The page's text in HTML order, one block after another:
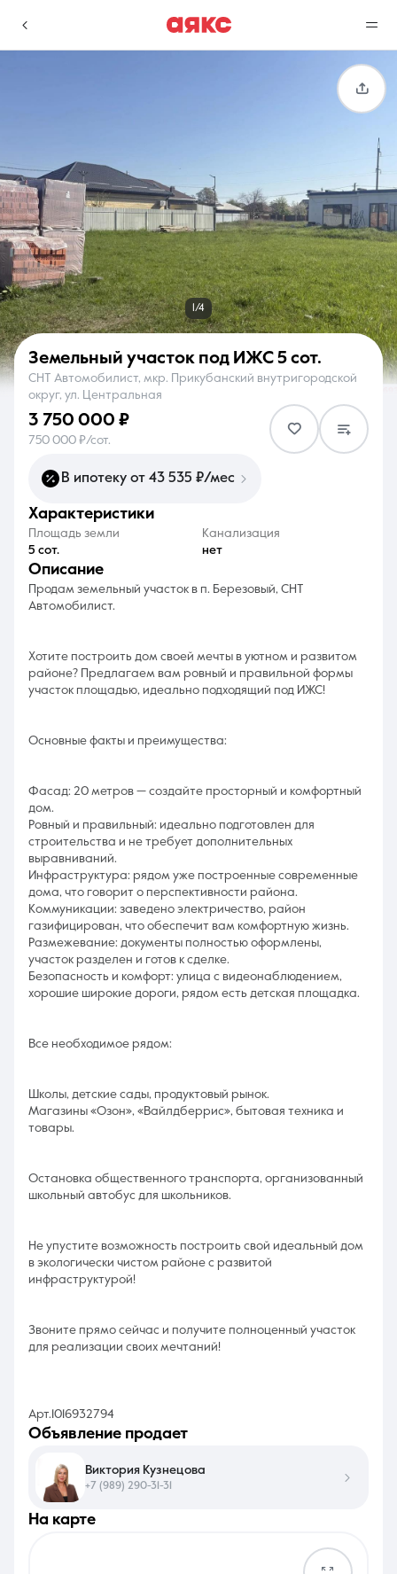
Избранное
0 объявлений 0 объявлений
Недвижимость Услуги
О компании Контакты
8 (861) 297-00-00
Ежедневно с 08:30 до 20:00
1/4
Земельный участок под ИЖС 5 сот.
СНТ Автомобилист, мкр. Прикубанский внутригородской
округ, ул. Центральная
3 750 000 ₽
750 000 ₽/сот.
В ипотеку от 43 535 ₽/мес
характеристики
Площадь земли
5 сот.
Канализация
нет
описание
Продам земельный участок в п. Березовый, СНТ
Автомобилист.
Хотите построить дом своей мечты в уютном и развитом
районе? Предлагаем вам ровный и правильной формы
участок площадью, идеально подходящий под ИЖС!
Основные факты и преимущества:
Фасад: 20 метров — создайте просторный и комфортный
дом.
Ровный и правильный: идеально подготовлен для
строительства и не требует дополнительных
выравниваний.
Инфраструктура: рядом уже построенные современные
дома, что говорит о перспективности района.
Коммуникации: заведено электричество, район
газифицирован, что обеспечит вам комфортную жизнь.
Размежевание: документы полностью оформлены,
участок разделен и готов к сделке.
Безопасность и комфорт: улица с видеонаблюдением,
хорошие широкие дороги, рядом есть детская площадка.
Все необходимое рядом:
Школы, детские сады, продуктовый рынок.
Магазины «Озон», «Вайлдберрис», бытовая техника и
товары.
Остановка общественного транспорта, организованный
школьный автобус для школьников.
Не упустите возможность построить свой идеальный дом
в экологически чистом районе с развитой
инфраструктурой!
Звоните прямо сейчас и получите полноценный участок
для реализации своих мечтаний!
Арт.1016932794
на карте
объявление продает
Виктория Кузнецова
+7 (989) 290-31-31